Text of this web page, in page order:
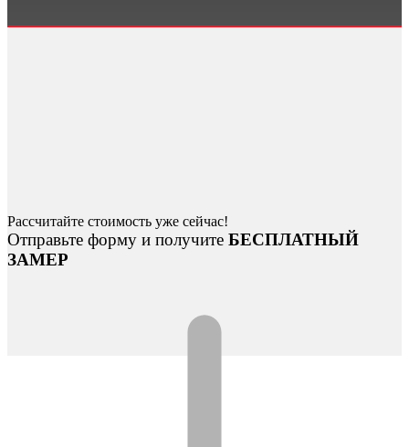
Рассчитайте стоимость уже сейчас!
Отправьте форму и получите БЕСПЛАТНЫЙ
ЗАМЕР